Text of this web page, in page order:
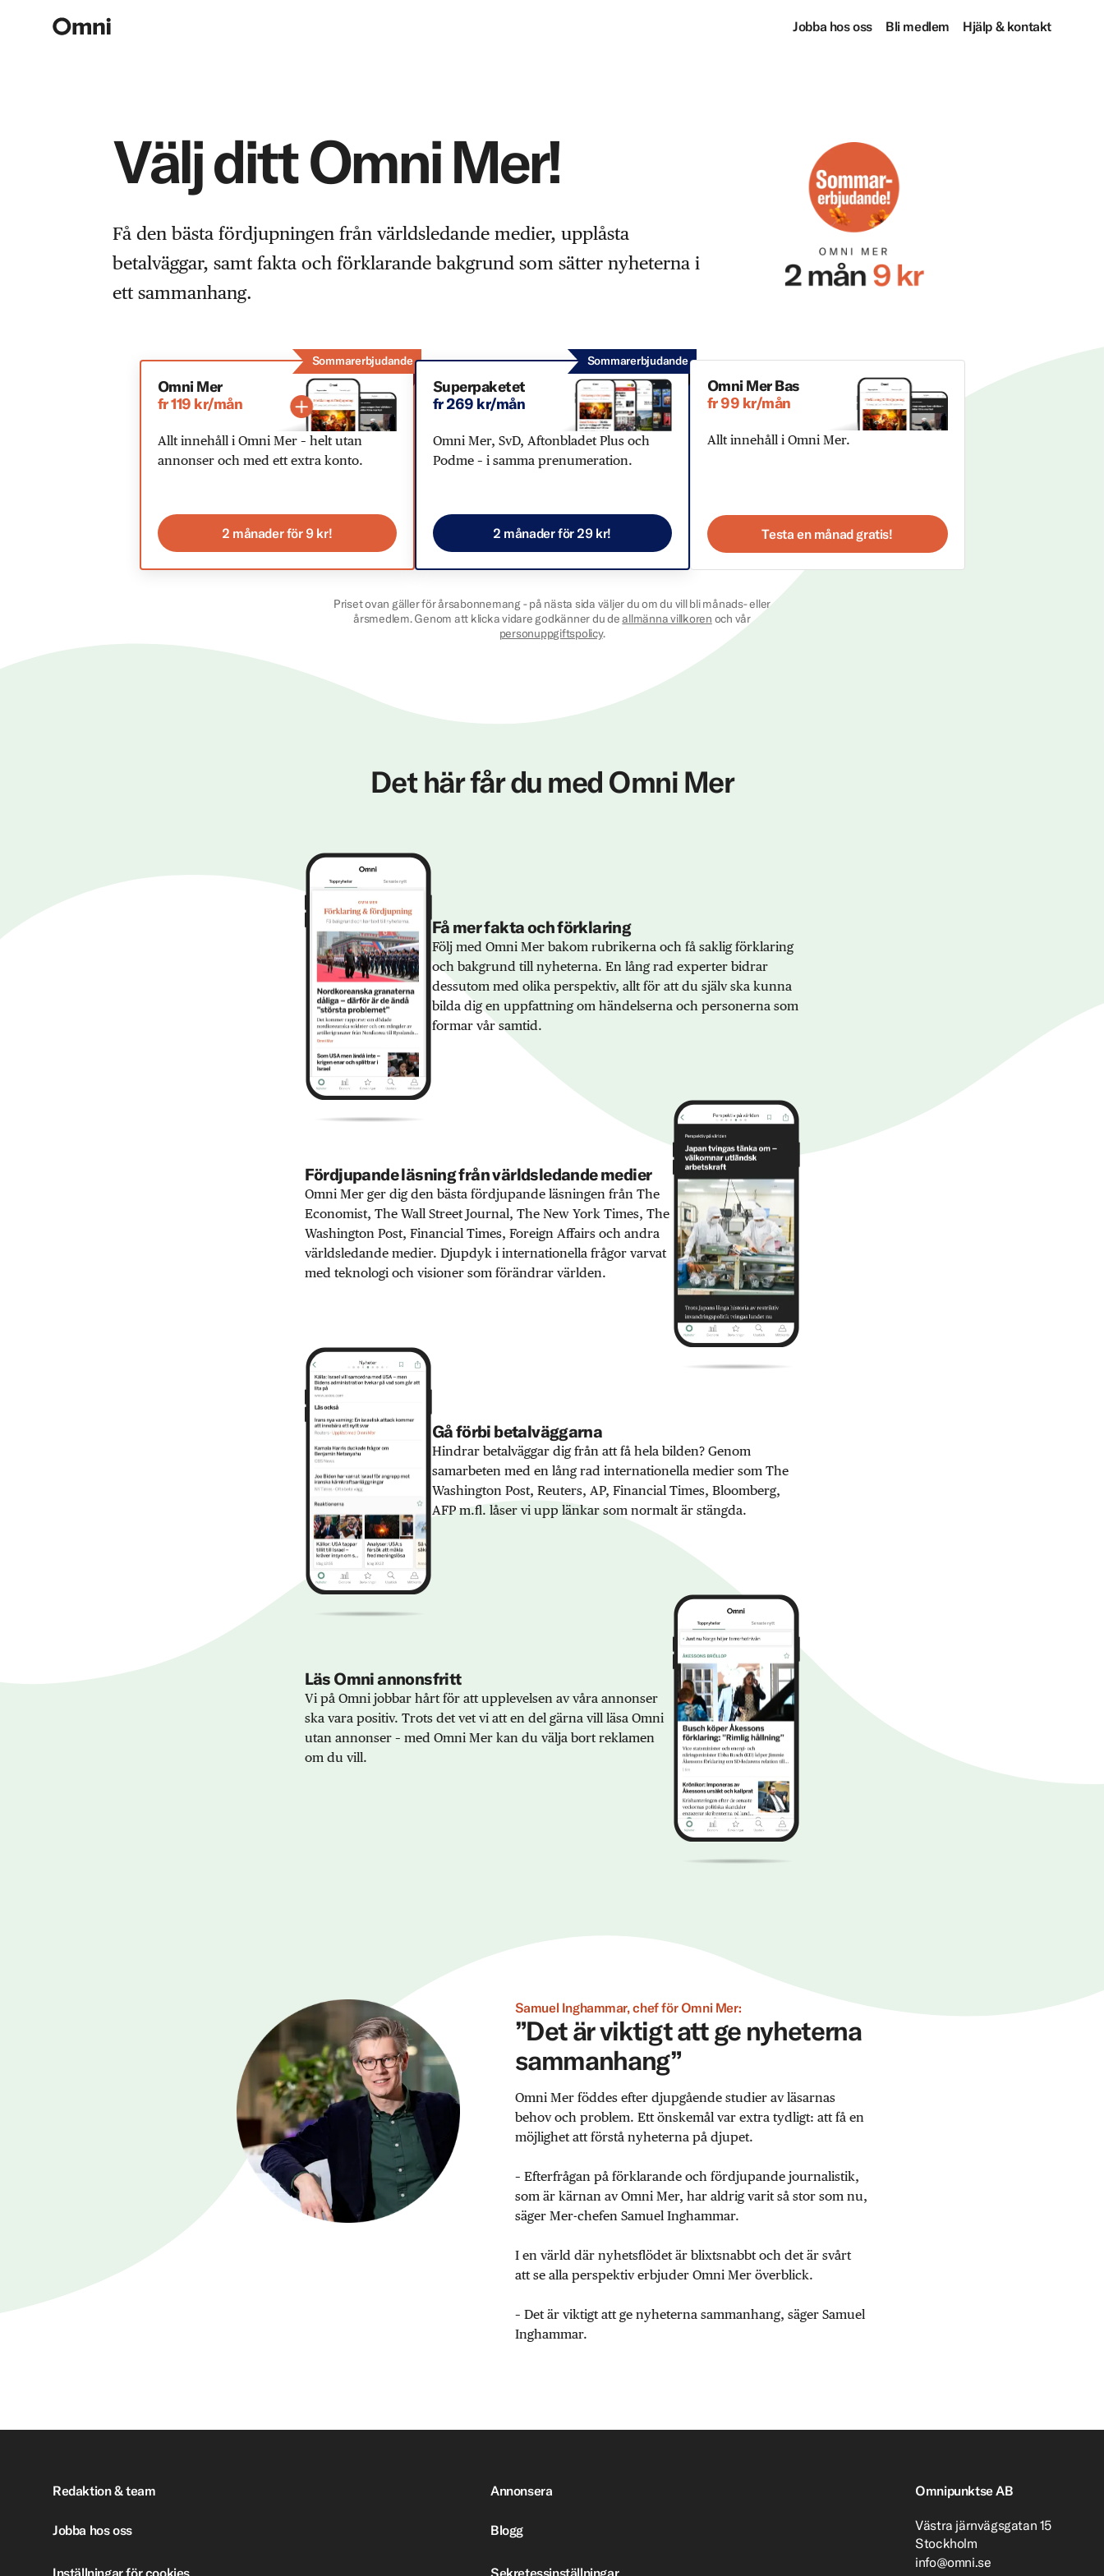
Jobba hos oss Bli medlem Hjälp & kontakt
Välj ditt Omni Mer!
Få den bästa fördjupningen från världsledande medier, upplåsta
betalväggar, samt fakta och förklarande bakgrund som sätter nyheterna i
ett sammanhang.
Sommarerbjudande
Omni Mer
fr 119 kr/mån
Allt innehåll i Omni Mer – helt utan
annonser och med ett extra konto.
2 månader för 9 kr!
Sommarerbjudande
Superpaketet
fr 269 kr/mån
Omni Mer, SvD, Aftonbladet Plus och
Podme – i samma prenumeration.
2 månader för 29 kr!
Omni Mer Bas
fr 99 kr/mån
Allt innehåll i Omni Mer.
Testa en månad gratis!
Priset ovan gäller för årsabonnemang - på nästa sida väljer du om du vill bli månads- eller
årsmedlem. Genom att klicka vidare godkänner du deallmänna villkoren och vår
personuppgiftspolicy.
Det här får du med Omni Mer
Få mer fakta och förklaring
Följ med Omni Mer bakom rubrikerna och få saklig förklaring
och bakgrund till nyheterna. En lång rad experter bidrar
dessutom med olika perspektiv, allt för att du själv ska kunna
bilda dig en uppfattning om händelserna och personerna som
formar vår samtid.
Fördjupande läsning från världsledande medier
Omni Mer ger dig den bästa fördjupande läsningen från The
Economist, The Wall Street Journal, The New York Times, The
Washington Post, Financial Times, Foreign Affairs och andra
världsledande medier. Djupdyk i internationella frågor varvat
med teknologi och visioner som förändrar världen.
Gå förbi betalväggarna
Hindrar betalväggar dig från att få hela bilden? Genom
samarbeten med en lång rad internationella medier som The
Washington Post, Reuters, AP, Financial Times, Bloomberg,
AFP m.fl. låser vi upp länkar som normalt är stängda.
Läs Omni annonsfritt
Vi på Omni jobbar hårt för att upplevelsen av våra annonser
ska vara positiv. Trots det vet vi att en del gärna vill läsa Omni
utan annonser – med Omni Mer kan du välja bort reklamen
om du vill.
Samuel Inghammar, chef för Omni Mer:
”Det är viktigt att ge nyheterna
sammanhang”
Omni Mer föddes efter djupgående studier av läsarnas
behov och problem. Ett önskemål var extra tydligt: att få en
möjlighet att förstå nyheterna på djupet.
– Efterfrågan på förklarande och fördjupande journalistik,
som är kärnan av Omni Mer, har aldrig varit så stor som nu,
säger Mer-chefen Samuel Inghammar.
I en värld där nyhetsflödet är blixtsnabbt och det är svårt
att se alla perspektiv erbjuder Omni Mer överblick.
– Det är viktigt att ge nyheterna sammanhang, säger Samuel
Inghammar.
Redaktion & team Annonsera
Jobba hos oss Blogg
Inställningar för cookies Sekretessinställningar
Omnipunktse AB
Västra järnvägsgatan 15
Stockholm
info@omni.se